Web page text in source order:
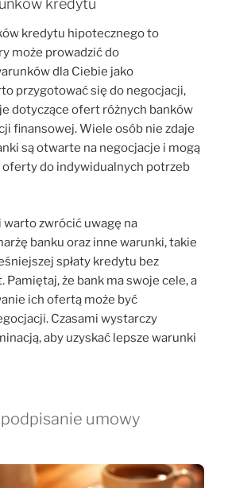
kredytu
kredytu hipotecznego to
może prowadzić do
dla Ciebie jako
przygotować się do negocjacji,
dotyczące ofert różnych banków
finansowej. Wiele osób nie zdaje
są otwarte na negocjacje i mogą
do indywidualnych potrzeb
warto zwrócić uwagę na
banku oraz inne warunki, takie
spłaty kredytu bez
Pamiętaj, że bank ma swoje cele, a
ich ofertą może być
Czasami wystarczy
aby uzyskać lepsze warunki
umowy